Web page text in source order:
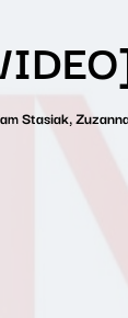
Stasiak,